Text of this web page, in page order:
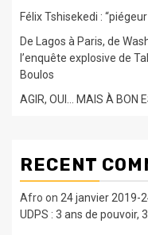
Félix Tshisekedi :
De Lagos à Paris, de
l’enquête explosive de
Boulos
AGIR, OUI… MAIS À BON
RECENT
Afro on 24 janvier 2019-
UDPS : 3 ans de pouvoir,